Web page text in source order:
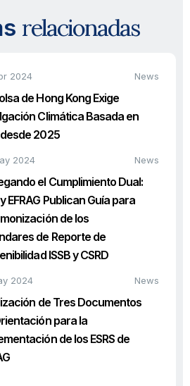
relacionadas
2024 News
de Hong Kong Exige
Climática Basada en
desde 2025
2024 News
el Cumplimiento Dual:
y EFRAG Publican Guía para
de los
de Reporte de
ISSB y CSRD
2024 News
de Tres Documentos
para la
de los ESRS de